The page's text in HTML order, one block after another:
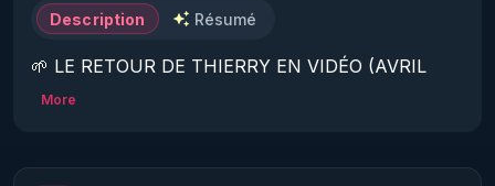
Description Résumé
🌱 LE RETOUR DE THIERRY EN VIDÉO (AVRIL
2022)!
https://www.rgnr.fr/presentation.html
More